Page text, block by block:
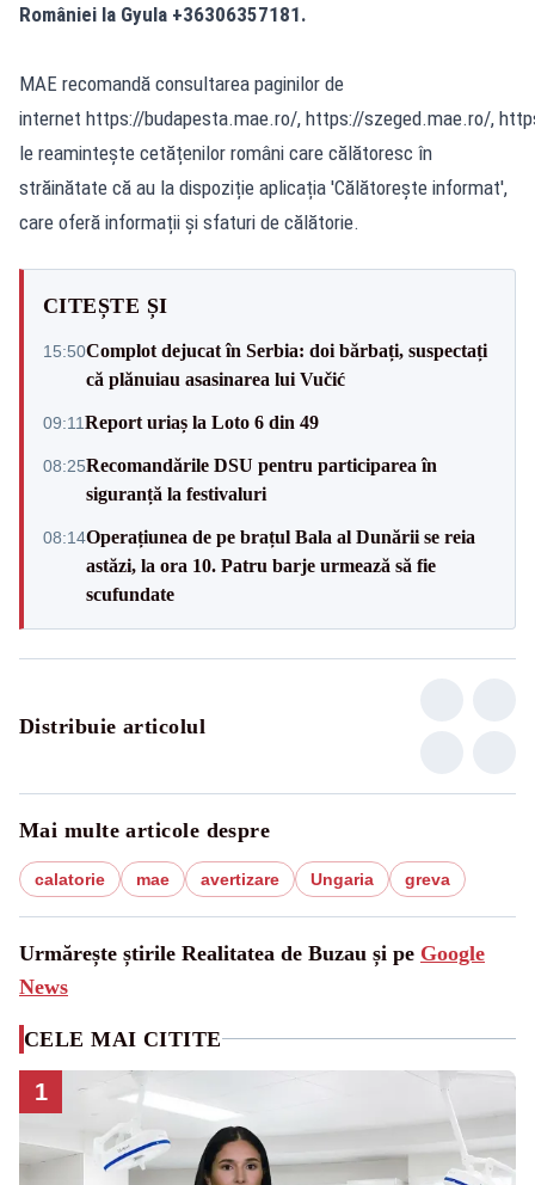
României la Gyula +36306357181.
MAE recomandă consultarea paginilor de
internet https://budapesta.mae.ro/, https://szeged.mae.ro/,
le reamintește cetățenilor români care călătoresc în
străinătate că au la dispoziție aplicația 'Călătorește informat',
care oferă informații și sfaturi de călătorie.
CITEȘTE ȘI
15:50Complot dejucat în Serbia: doi bărbați, suspectați
că plănuiau asasinarea lui Vučić
09:11Report uriaș la Loto 6 din 49
08:25Recomandările DSU pentru participarea în
siguranță la festivaluri
08:14Operațiunea de pe brațul Bala al Dunării se reia
astăzi, la ora 10. Patru barje urmează să fie
scufundate
Distribuie articolul
Mai multe articole despre
calatorie mae avertizare Ungaria greva
Urmărește știrile Realitatea de Buzau și pe Google
News
CELE MAI CITITE
1